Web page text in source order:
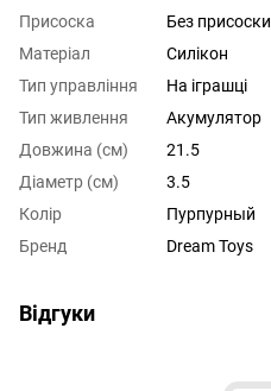
Присоска
Без присоски
Матеріал
Силікон
Тип управління
На іграшці
Тип живлення
Акумулятор
Довжина (см)
21.5
Діаметр (см)
3.5
Колір
Пурпурный
Бренд
Dream Toys
Відгуки